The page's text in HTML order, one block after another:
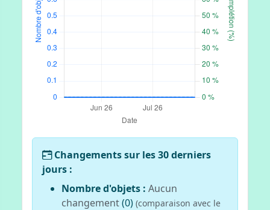
Changements sur les 30 derniers
jours :
Nombre d'objets : Aucun
changement(0) (comparaison avec le